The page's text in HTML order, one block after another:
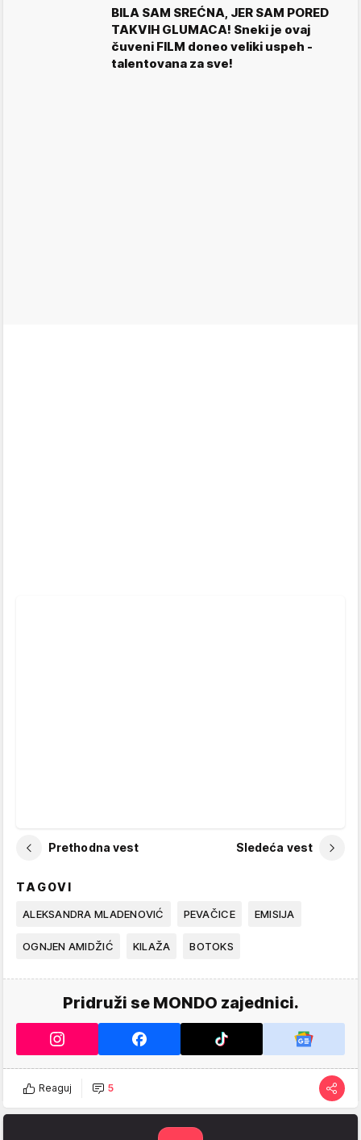
BILA SAM SREĆNA, JER SAM PORED
TAKVIH GLUMACA! Sneki je ovaj
čuveni FILM doneo veliki uspeh -
talentovana za sve!
Prethodna vest Sledeća vest
TAGOVI
ALEKSANDRA MLADENOVIĆ PEVAČICE EMISIJA
OGNJEN AMIDŽIĆ KILAŽA BOTOKS
Pridruži se MONDO zajednici.
Reaguj 5